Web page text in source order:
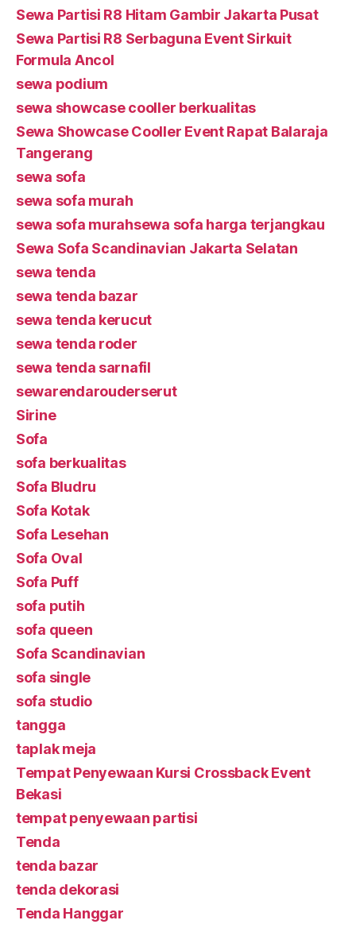
Sewa Partisi R8 Hitam Gambir Jakarta Pusat
Sewa Partisi R8 Serbaguna Event Sirkuit
Formula Ancol
sewa podium
sewa showcase cooller berkualitas
Sewa Showcase Cooller Event Rapat Balaraja
Tangerang
sewa sofa
sewa sofa murah
sewa sofa murahsewa sofa harga terjangkau
Sewa Sofa Scandinavian Jakarta Selatan
sewa tenda
sewa tenda bazar
sewa tenda kerucut
sewa tenda roder
sewa tenda sarnafil
sewarendarouderserut
Sirine
Sofa
sofa berkualitas
Sofa Bludru
Sofa Kotak
Sofa Lesehan
Sofa Oval
Sofa Puff
sofa putih
sofa queen
Sofa Scandinavian
sofa single
sofa studio
tangga
taplak meja
Tempat Penyewaan Kursi Crossback Event
Bekasi
tempat penyewaan partisi
Tenda
tenda bazar
tenda dekorasi
Tenda Hanggar